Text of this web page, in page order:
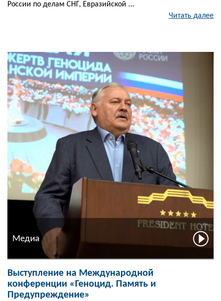
России по делам СНГ, Евразийской ...
Читать далее
Медиа
Выступление на Международной
конференции «Геноцид. Память и
Предупреждение»